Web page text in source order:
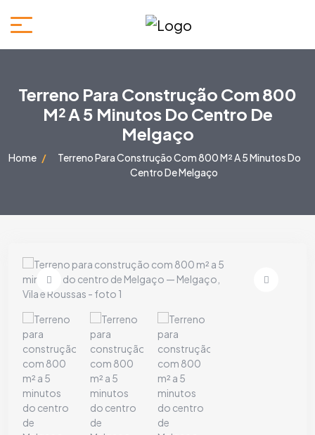
Terreno Para Construção Com 800
M² A 5 Minutos Do Centro De
Melgaço
Home
Terreno Para Construção Com 800 M² A 5 Minutos Do
Centro De Melgaço